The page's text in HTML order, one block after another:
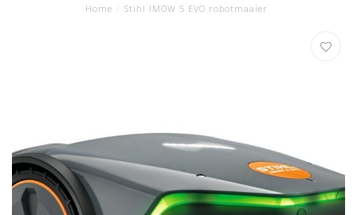
Home Stihl IMOW 5 EVO robotmaaier